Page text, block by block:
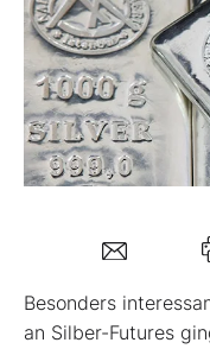
Experten
Mein B:O
Mein Konto
Folgen Sie uns
Kontakt
Besonders
an Silber-Futures